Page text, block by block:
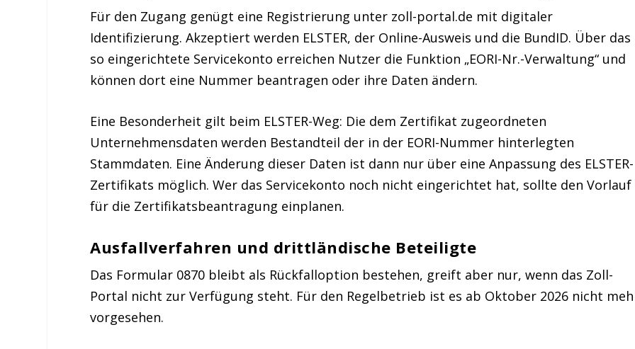
Für den Zugang genügt eine Registrierung unter zoll-portal.de mit digitaler
Identifizierung. Akzeptiert werden ELSTER, der Online-Ausweis und die BundID. Über das
so eingerichtete Servicekonto erreichen Nutzer die Funktion „EORI-Nr.-Verwaltung“ und
können dort eine Nummer beantragen oder ihre Daten ändern.
Eine Besonderheit gilt beim ELSTER-Weg: Die dem Zertifikat zugeordneten
Unternehmensdaten werden Bestandteil der in der EORI-Nummer hinterlegten
Stammdaten. Eine Änderung dieser Daten ist dann nur über eine Anpassung des ELSTER-
Zertifikats möglich. Wer das Servicekonto noch nicht eingerichtet hat, sollte den Vorlauf
für die Zertifikatsbeantragung einplanen.
Ausfallverfahren und drittländische Beteiligte
Das Formular 0870 bleibt als Rückfalloption bestehen, greift aber nur, wenn das Zoll-
Portal nicht zur Verfügung steht. Für den Regelbetrieb ist es ab Oktober 2026 nicht
vorgesehen.